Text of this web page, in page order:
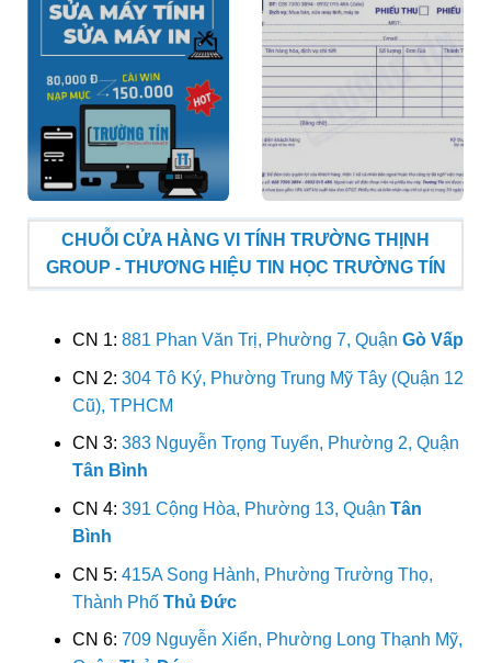
CHUỖI CỬA HÀNG VI TÍNH TRƯỜNG THỊNH
GROUP - THƯƠNG HIỆU TIN HỌC TRƯỜNG TÍN
CN 1: 881 Phan Văn Trị, Phường 7, Quận Gò Vấp
CN 2: 304 Tô Ký, Phường Trung Mỹ Tây (Quận 12
Cũ), TPHCM
CN 3: 383 Nguyễn Trọng Tuyển, Phường 2, Quận
Tân Bình
CN 4: 391 Cộng Hòa, Phường 13, Quận Tân
Bình
CN 5: 415A Song Hành, Phường Trường Thọ,
Thành Phố Thủ Đức
CN 6: 709 Nguyễn Xiển, Phường Long Thạnh Mỹ,